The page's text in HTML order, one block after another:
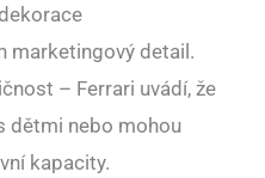
marketingový detail.
– Ferrari uvádí, že
dětmi nebo mohou
kapacity.